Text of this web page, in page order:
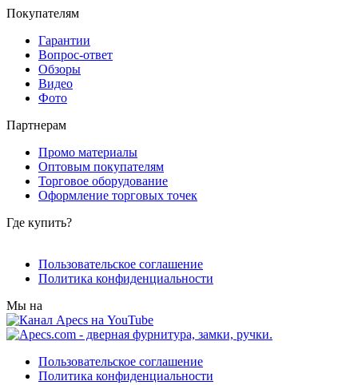
Покупателям
Гарантии
Вопрос-ответ
Обзоры
Видео
Фото
Партнерам
Промо материалы
Оптовым покупателям
Торговое оборудование
Оформление торговых точек
Где купить?
Пользовательское соглашение
Политика конфиденциальности
Мы на
Пользовательское соглашение
Политика конфиденциальности